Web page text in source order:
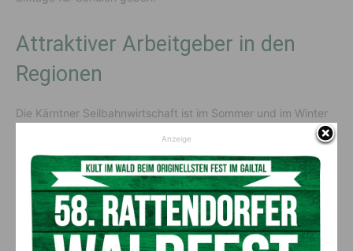
Attraktiver Arbeitgeber in den
Regionen
Die Kärntner Seilbahnwirtschaft ist im Sommer und im Winter
Fachkräfte aus. So ist zum Beispiel die Lehre zum
Seilbahntechniker ein spannender Beruf mit Zukunft.
„Seilbahnen punkten mit einem Arbeitsplatz in den Bergen,
einer abwechslungsreichen Tätigkeit, einer guten Atmosphäre
unter Kollegen und natürlich mit der Möglichkeit, Wintersport
zu betreiben“, soRicarda Rubik vom Marketingforum des
Fachverbandes der Seilbahnen Österreichs . Das neue
Anzeige